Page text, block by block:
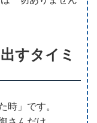
すタイミ
時」です。